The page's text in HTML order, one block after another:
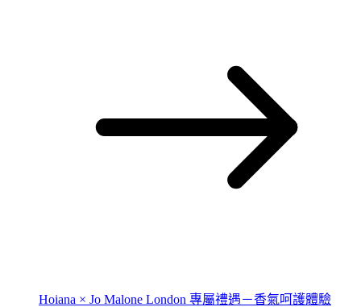
Hoiana × Jo Malone London 專屬禮遇－香氣呵護體驗